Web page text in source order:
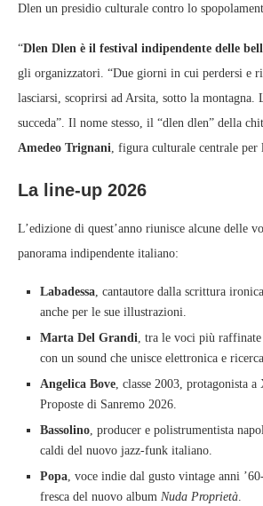
Dlen un presidio culturale contro lo
“Dlen Dlen è il festival indipendente delle
gli organizzatori. “Due giorni in cui perdersi e
lasciarsi, scoprirsi ad Arsita, sotto la montagna.
succeda”. Il nome stesso, il “dlen dlen” della
Amedeo Trignani , figura culturale centrale per
La line‑up 2026
L’edizione di quest’anno riunisce alcune delle
panorama indipendente italiano:
Labadessa , cantautore dalla scrittura
anche per le sue illustrazioni.
Marta Del Grandi , tra le voci più
con un sound che unisce elettronica e
Angelica Bove , classe 2003, protagonista
Proposte di Sanremo 2026.
Bassolino , producer e polistrumentista
caldi del nuovo jazz‑funk italiano.
Popa , voce indie dal gusto vintage anni
fresca del nuovo album Nuda Proprietà